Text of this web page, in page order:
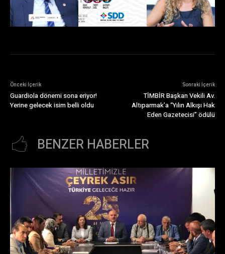
Önceki İçerik
Guardiola dönemi sona eriyor!
Yerine gelecek isim belli oldu
Sonraki İçerik
TİMBİR Başkan Vekili Av.
Altıparmak’a “Yılın Alkışı Hak
Eden Gazetecisi” ödülü
BENZER HABERLER